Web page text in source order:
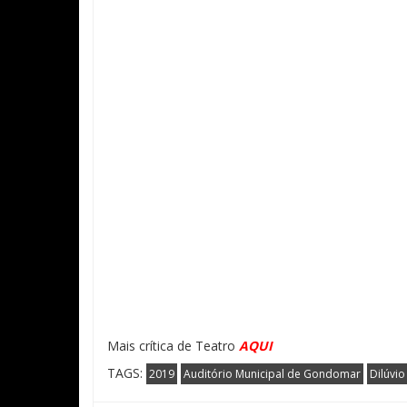
Mais crítica de Teatro AQUI
TAGS: 2019 Auditório Municipal de Gondomar Dilúvio